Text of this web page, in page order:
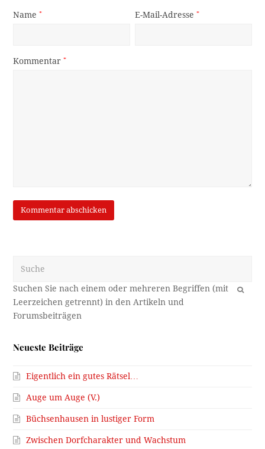
Name* E-Mail-Adresse*
Kommentar*
OK
Neueste Beiträge
Eigentlich ein gutes Rätsel…
Auge um Auge (V.)
Büchsenhausen in lustiger Form
Zwischen Dorfcharakter und Wachstum